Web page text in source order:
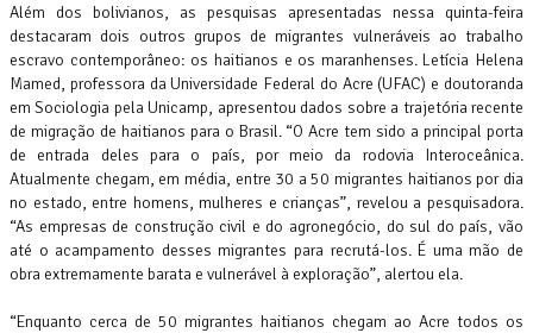
Além dos bolivianos, as pesquisas apresentadas nessa quinta-feira
destacaram dois outros grupos de migrantes vulneráveis ao trabalho
escravo contemporâneo: os haitianos e os maranhenses. Letícia Helena
Mamed, professora da Universidade Federal do Acre (UFAC) e doutoranda
em Sociologia pela Unicamp, apresentou dados sobre a trajetória recente
de migração de haitianos para o Brasil. “O Acre tem sido a principal porta
de entrada deles para o país, por meio da rodovia Interoceânica.
Atualmente chegam, em média, entre 30 a 50 migrantes haitianos por dia
no estado, entre homens, mulheres e crianças”, revelou a pesquisadora.
“As empresas de construção civil e do agronegócio, do sul do país, vão
até o acampamento desses migrantes para recrutá-los. É uma mão de
obra extremamente barata e vulnerável à exploração”, alertou ela.
“Enquanto cerca de 50 migrantes haitianos chegam ao Acre todos os